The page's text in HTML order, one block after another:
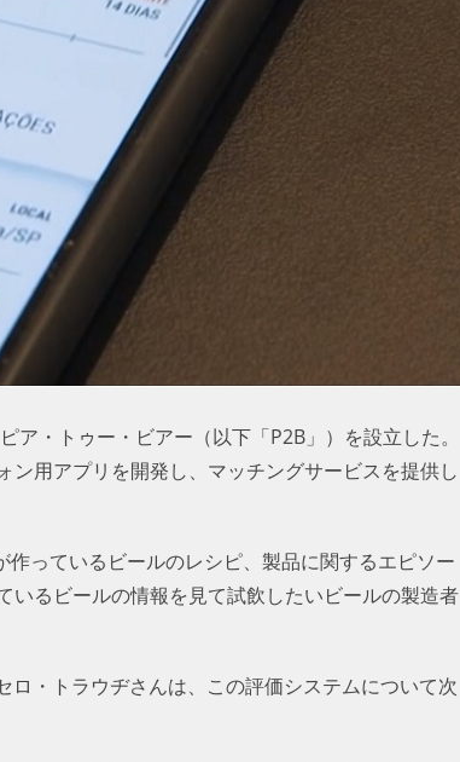
・トゥー・ビアー（以下「P2B」）を設立した。
用アプリを開発し、マッチングサービスを提供し
っているビールのレシピ、製品に関するエピソー
いるビールの情報を見て試飲したいビールの製造者
・トラウヂさんは、この評価システムについて次